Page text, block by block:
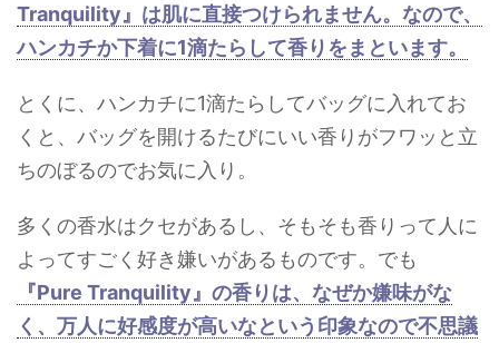
Tranquility』は肌に直接つけられません。なので、
ハンカチか下着に1滴たらして香りをまといます。
とくに、ハンカチに1滴たらしてバッグに入れてお
くと、バッグを開けるたびにいい香りがフワッと立
ちのぼるのでお気に入り。
多くの香水はクセがあるし、そもそも香りって人に
よってすごく好き嫌いがあるものです。でも
『Pure Tranquility』の香りは、なぜか嫌味がな
く、万人に好感度が高いなという印象なので不思議